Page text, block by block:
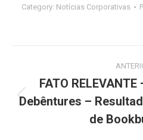
Category: Notícias Corporativas
de
post:
FATO
Debêntures –
de